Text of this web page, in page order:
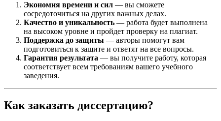
Экономия времени и сил — вы сможете
сосредоточиться на других важных делах.
Качество и уникальность — работа будет выполнена
на высоком уровне и пройдет проверку на плагиат.
Поддержка до защиты — авторы помогут вам
подготовиться к защите и ответят на все вопросы.
Гарантия результата — вы получите работу, которая
соответствует всем требованиям вашего учебного
заведения.
Как заказать диссертацию?